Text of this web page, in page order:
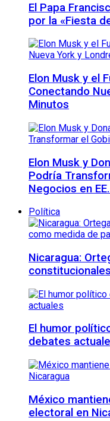
El Papa
por la «Fiesta
Elon Musk y el
Conectando
Minutos
Elon Musk y
Podría
Negocios en
Política
Nicaragua:
El humor
debates
México
electoral en